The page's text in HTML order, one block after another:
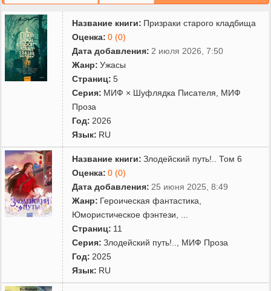
Название книги: Призраки старого кладбища
Оценка: 0 (0)
Дата добавления: 2 июля 2026, 7:50
Жанр: Ужасы
Страниц: 5
Серия: МИФ × Шуфлядка Писателя
МИФ
Проза
Год: 2026
Язык: RU
Название книги: Злодейский путь!.. Том 6
Оценка: 0 (0)
Дата добавления: 25 июня 2025, 8:49
Жанр: Героическая фантастика
Юмористическое фэнтези
Страниц: 11
Серия: Злодейский путь!..
МИФ Проза
Год: 2025
Язык: RU